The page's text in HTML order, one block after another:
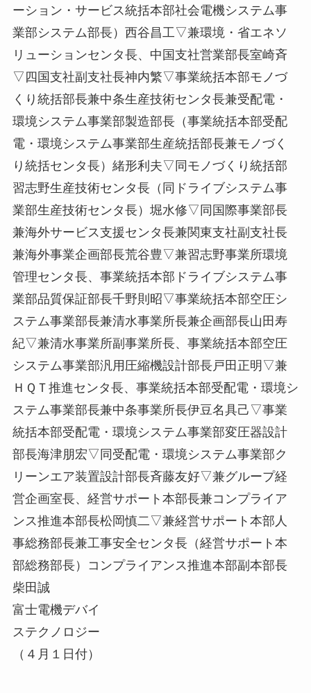
ーション・サービス統括本部社会電機システム事
業部システム部長）西谷昌工▽兼環境・省エネソ
リューションセンタ長、中国支社営業部長室崎斉
▽四国支社副支社長神内繁▽事業統括本部モノづ
くり統括部長兼中条生産技術センタ長兼受配電・
環境システム事業部製造部長（事業統括本部受配
電・環境システム事業部生産統括部長兼モノづく
り統括センタ長）緒形利夫▽同モノづくり統括部
習志野生産技術センタ長（同ドライブシステム事
業部生産技術センタ長）堀水修▽同国際事業部長
兼海外サービス支援センタ長兼関東支社副支社長
兼海外事業企画部長荒谷豊▽兼習志野事業所環境
管理センタ長、事業統括本部ドライブシステム事
業部品質保証部長千野則昭▽事業統括本部空圧シ
ステム事業部長兼清水事業所長兼企画部長山田寿
紀▽兼清水事業所副事業所長、事業統括本部空圧
システム事業部汎用圧縮機設計部長戸田正明▽兼
ＨＱＴ推進センタ長、事業統括本部受配電・環境シ
ステム事業部長兼中条事業所長伊豆名具己▽事業
統括本部受配電・環境システム事業部変圧器設計
部長海津朋宏▽同受配電・環境システム事業部ク
リーンエア装置設計部長斉藤友好▽兼グループ経
営企画室長、経営サポート本部長兼コンプライア
ンス推進本部長松岡慎二▽兼経営サポート本部人
事総務部長兼工事安全センタ長（経営サポート本
部総務部長）コンプライアンス推進本部副本部長
柴田誠
富士電機デバイ
ステクノロジー
（４月１日付）